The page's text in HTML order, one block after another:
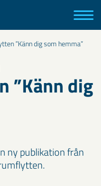
”Känn dig som hemma”
”Känn dig
ny publikation från